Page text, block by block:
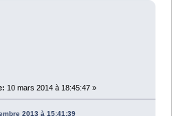
10 mars 2014 à 18:45:47 »
2013 à 15:41:39